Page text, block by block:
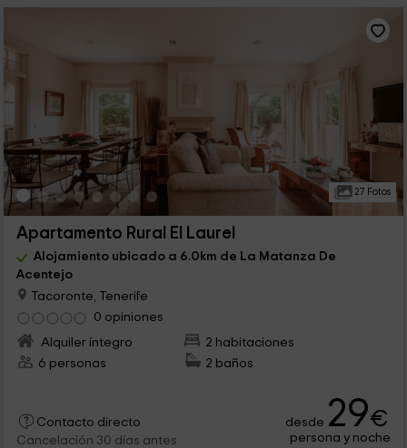
27 Fotos
Apartamento Rural El Laurel
Alojamiento ubicado a 6.0km de La Matanza De
Acentejo
Tacoronte, Tenerife
0 opiniones
Alquiler íntegro
2 habitaciones
6 personas
2 baños
Contacto directo
Cancelación 30 días antes
desde 29€
persona y noche